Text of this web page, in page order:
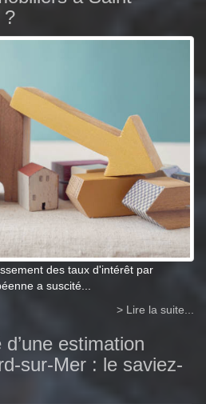
?
des taux d'intérêt par
a suscité...
> Lire la suite...
estimation
sur-Mer : le saviez-